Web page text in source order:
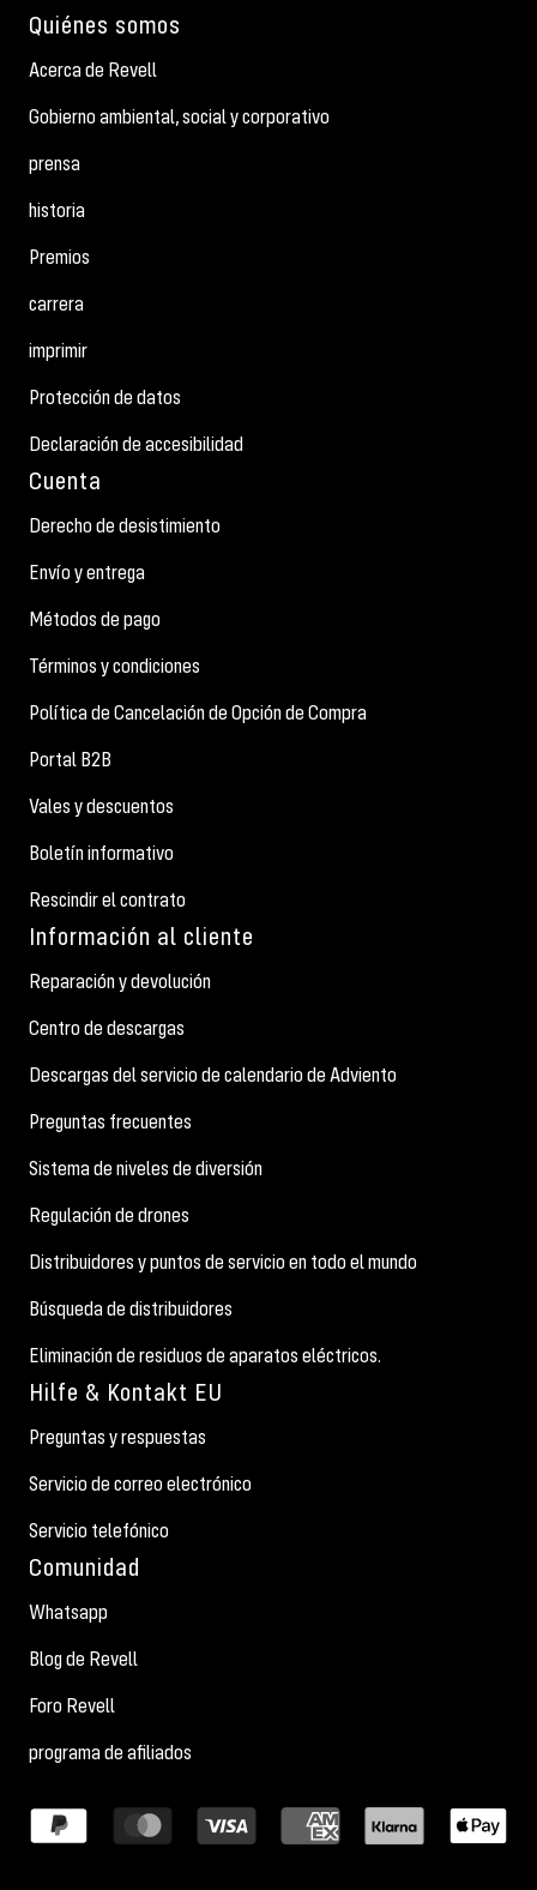
Quiénes somos
Acerca de Revell
Gobierno ambiental, social y corporativo
prensa
historia
Premios
carrera
imprimir
Protección de datos
Declaración de accesibilidad
Cuenta
Derecho de desistimiento
Envío y entrega
Métodos de pago
Términos y condiciones
Política de Cancelación de Opción de Compra
Portal B2B
Vales y descuentos
Boletín informativo
Rescindir el contrato
Información al cliente
Reparación y devolución
Centro de descargas
Descargas del servicio de calendario de Adviento
Preguntas frecuentes
Sistema de niveles de diversión
Regulación de drones
Distribuidores y puntos de servicio en todo el mundo
Búsqueda de distribuidores
Eliminación de residuos de aparatos eléctricos.
Hilfe & Kontakt EU
Preguntas y respuestas
Servicio de correo electrónico
Servicio telefónico
Comunidad
Whatsapp
Blog de Revell
Foro Revell
programa de afiliados